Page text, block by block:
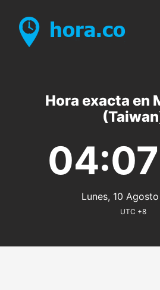
Hora exacta en
Lunes, 10
UTC +8